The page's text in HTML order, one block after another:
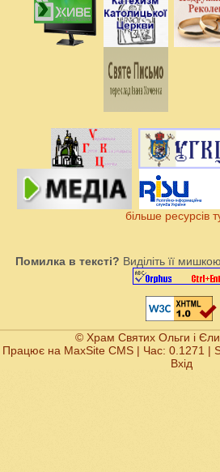
більше ресурсів
Помилка в тексті? Виділіть її
© Храм Святих Ольги і
Працює на MaxSite CMS| Час: 0.1271 |
Вхід